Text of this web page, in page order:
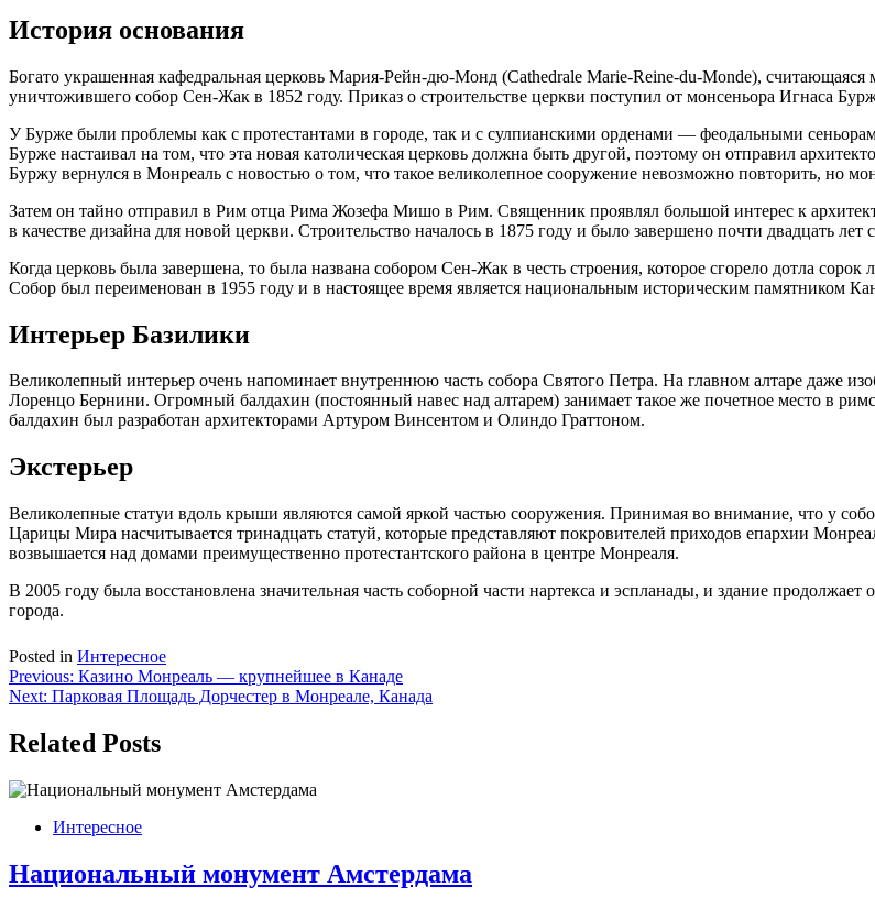
История основания
Богато украшенная кафедральная церковь Мария-Рейн-дю-Монд (Cathedrale Marie-Reine-du-Monde), считающаяся
уничтожившего собор Сен-Жак в 1852 году. Приказ о строительстве церкви поступил от монсеньора Игнаса
У Бурже были проблемы как с протестантами в городе, так и с сулпианскими орденами — феодальными
Бурже настаивал на том, что эта новая католическая церковь должна быть другой, поэтому он отправил
Буржу вернулся в Монреаль с новостью о том, что такое великолепное сооружение невозможно повторить, но
Затем он тайно отправил в Рим отца Рима Жозефа Мишо в Рим. Священник проявлял большой интерес к
в качестве дизайна для новой церкви. Строительство началось в 1875 году и было завершено почти двадцать лет
Когда церковь была завершена, то была названа собором Сен-Жак в честь строения, которое сгорело дотла
Собор был переименован в 1955 году и в настоящее время является национальным историческим памятником
Интерьер Базилики
Великолепный интерьер очень напоминает внутреннюю часть собора Святого Петра. На главном алтаре даже
Лоренцо Бернини. Огромный балдахин (постоянный навес над алтарем) занимает такое же почетное место в
балдахин был разработан архитекторами Артуром Винсентом и Олиндо Граттоном.
Экстерьер
Великолепные статуи вдоль крыши являются самой яркой частью сооружения. Принимая во внимание, что у
Царицы Мира насчитывается тринадцать статуй, которые представляют покровителей приходов епархии
возвышается над домами преимущественно протестантского района в центре Монреаля.
В 2005 году была восстановлена ​​значительная часть соборной части нартекса и эспланады, и здание продолжает
города.
Posted in Интересное
Навигация
по
записям
Previous: Казино Монреаль — крупнейшее в Канаде
Next: Парковая Площадь Дорчестер в Монреале, Канада
Related Posts
Интересное
Национальный монумент Амстердама